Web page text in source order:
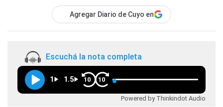
Agregar Diario de Cuyo en
Escuchá la nota completa
1 1.5 10 10
Powered by Thinkindot Audio